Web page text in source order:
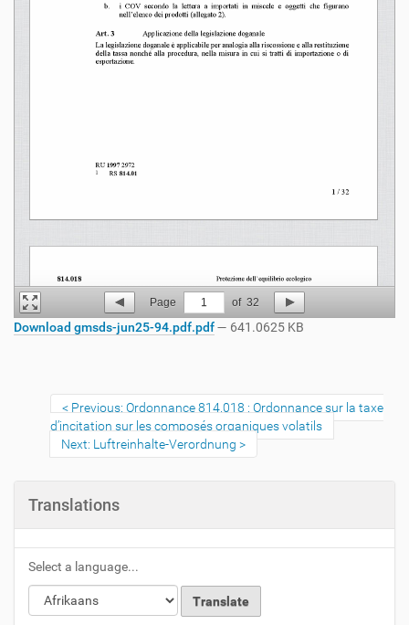
Page 1 of 32
Download gmsds-jun25-94.pdf.pdf— 641.0625 KB
Previous: Ordonnance 814.018 : Ordonnance sur la taxe
d’incitation sur les composés organiques volatils
Next: Luftreinhalte-Verordnung
Translations
Select a language...